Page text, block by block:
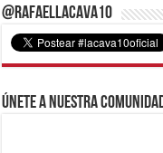
@RafaelLacava10
Únete a nuestra